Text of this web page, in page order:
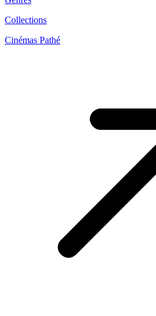
Collections
Cinémas Pathé